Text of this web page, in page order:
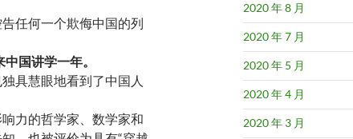
任何一个欺侮中国的列
国讲学一年。
具慧眼地看到了中国人
力的哲学家、数学家和
2020 年 8 月
2020 年 7 月
2020 年 5 月
2020 年 4 月
2020 年 3 月